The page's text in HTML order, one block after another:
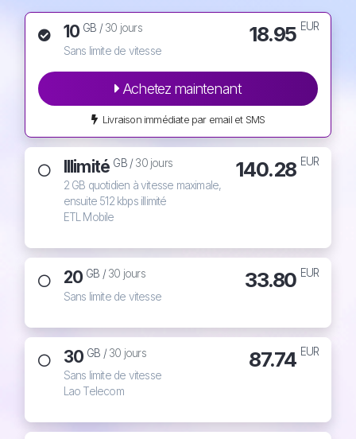
10 GB /30 jours
Sans limite de vitesse
18.95 EUR
Achetez maintenant
Livraison immédiate par email et SMS
Illimité GB /30 jours
2 GB quotidien à vitesse maximale,
ensuite 512 kbps illimité
ETL Mobile
140.28 EUR
20 GB /30 jours
Sans limite de vitesse
33.80 EUR
30 GB /30 jours
Sans limite de vitesse
Lao Telecom
87.74 EUR